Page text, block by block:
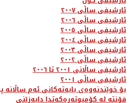
ئارشیفی ساڵی ٢٠٠٧
ئارشیفی ساڵی ٢٠٠٦
ئارشیفی ساڵی ٢٠٠٥
ئارشیفی ساڵی ٢٠٠٤
ئارشیفی ساڵی ٢٠٠٣
ئارشیفی ساڵی ٢٠٠٢
ئارشیفی ساڵانی ٢٠٠١ تا ٢٠٠٦
ئارشیفی ساڵی ٢٠٠١
بۆ خوێندنەوەی بابەتەکانی ئەم ساڵانە
فۆنتە لە کۆمپوتەرەکەتدا دابەزێنی